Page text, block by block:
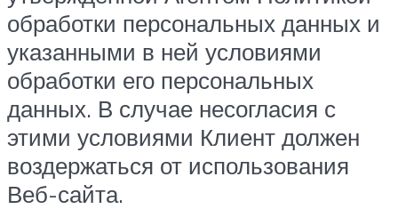
обработки персональных данных и
указанными в ней условиями
обработки его персональных
данных. В случае несогласия с
этими условиями Клиент должен
воздержаться от использования
Веб-сайта.